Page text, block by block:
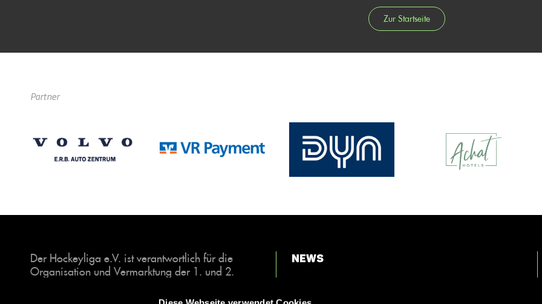
Zur Startseite
Partner
Der Hockeyliga e.V. ist verantwortlich für die
Organisation und Vermarktung der 1. und 2.
Halle. Insgesamt sind über 60 Vereine unter dem
News